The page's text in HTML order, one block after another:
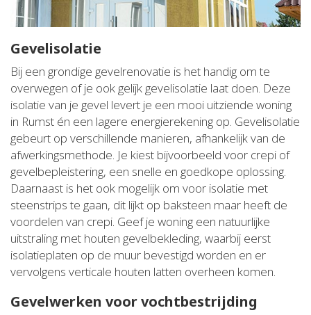
Gevelisolatie
Bij een grondige gevelrenovatie is het handig om te
overwegen of je ook gelijk gevelisolatie laat doen. Deze
isolatie van je gevel levert je een mooi uitziende woning
in Rumst én een lagere energierekening op. Gevelisolatie
gebeurt op verschillende manieren, afhankelijk van de
afwerkingsmethode. Je kiest bijvoorbeeld voor crepi of
gevelbepleistering, een snelle en goedkope oplossing.
Daarnaast is het ook mogelijk om voor isolatie met
steenstrips te gaan, dit lijkt op baksteen maar heeft de
voordelen van crepi. Geef je woning een natuurlijke
uitstraling met houten gevelbekleding, waarbij eerst
isolatieplaten op de muur bevestigd worden en er
vervolgens verticale houten latten overheen komen.
Gevelwerken voor vochtbestrijding